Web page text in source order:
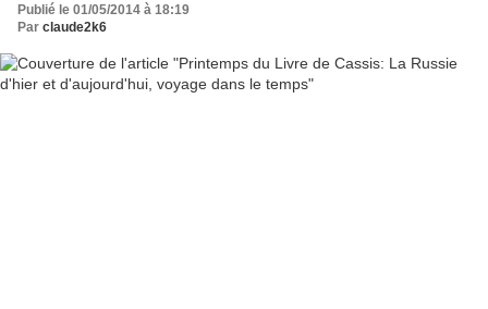
Publié le 01/05/2014 à 18:19
Par claude2k6